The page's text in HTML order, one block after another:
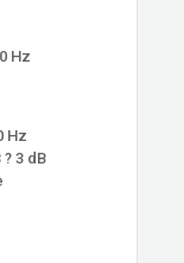
Hz
Hz
3 dB